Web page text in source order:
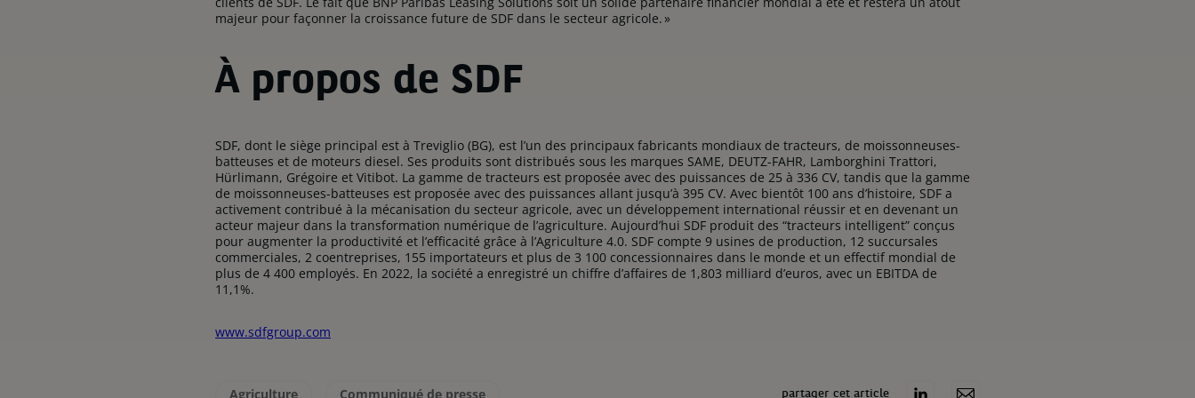
majeur pour façonner la croissance future de SDF dans le secteur agricole. »
À propos de SDF
SDF, dont le siège principal est à Treviglio (BG), est l’un des principaux fabricants mondiaux de tracteurs, de moissonneuses-
batteuses et de moteurs diesel. Ses produits sont distribués sous les marques SAME, DEUTZ-FAHR, Lamborghini Trattori,
Hürlimann, Grégoire et Vitibot. La gamme de tracteurs est proposée avec des puissances de 25 à 336 CV, tandis que la gamme
de moissonneuses-batteuses est proposée avec des puissances allant jusqu’à 395 CV. Avec bientôt 100 ans d’histoire, SDF a
activement contribué à la mécanisation du secteur agricole, avec un développement international réussir et en devenant un
acteur majeur dans la transformation numérique de l’agriculture. Aujourd’hui SDF produit des “tracteurs intelligent” conçus
pour augmenter la productivité et l’efficacité grâce à l’Agriculture 4.0. SDF compte 9 usines de production, 12 succursales
commerciales, 2 coentreprises, 155 importateurs et plus de 3 100 concessionnaires dans le monde et un effectif mondial de
plus de 4 400 employés. En 2022, la société a enregistré un chiffre d’affaires de 1,803 milliard d’euros, avec un EBITDA de
11,1%.
www.sdfgroup.com
Agriculture Communiqué de presse partager cet article